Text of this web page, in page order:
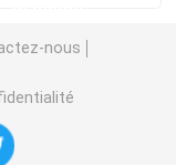
nous